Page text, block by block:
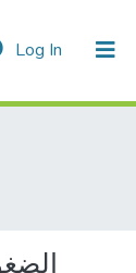
Log In (current)